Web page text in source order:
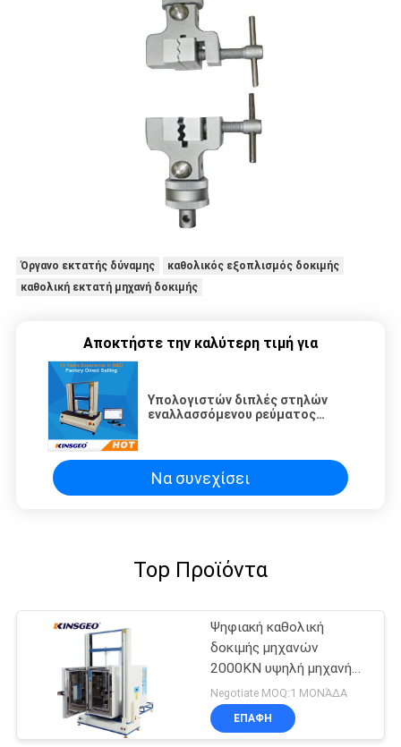
Όργανο εκτατής δύναμης
καθολικός εξοπλισμός δοκιμής
καθολική εκτατή μηχανή δοκιμής
Αποκτήστε την καλύτερη τιμή για
Υπολογιστών διπλές στηλών
εναλλασσόμενου ρεύματος
μηχανικές καθολικές
Να συνεχίσει
Top Προϊόντα
Ψηφιακή καθολική
δοκιμής μηχανών
2000KN υψηλή μηχανή
δοκιμής ακρίβειας
εκτατή
Negotiate MOQ:1 ΜΟΝΆΔΑ
ΕΠΑΦΉ